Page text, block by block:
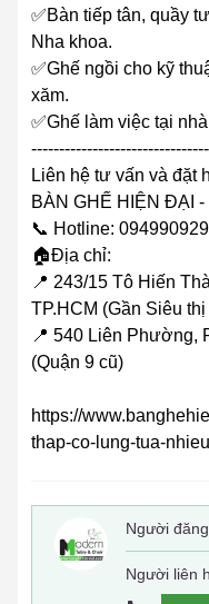
✅Bàn tiếp tân, quầy
Nha khoa.
✅Ghế ngồi cho kỹ
xăm.
✅Ghế làm việc tại
Liên hệ tư vấn và đặt
BÀN GHẾ HIỆN ĐẠI
📞 Hotline:
🏠Địa chỉ:
📍 243/15 Tô Hiến
TP.HCM (Gần Siêu thị
📍 540 Liên Phường,
(Quận 9 cũ)
https://
thap-co-lung-tua-
Người
Người liên